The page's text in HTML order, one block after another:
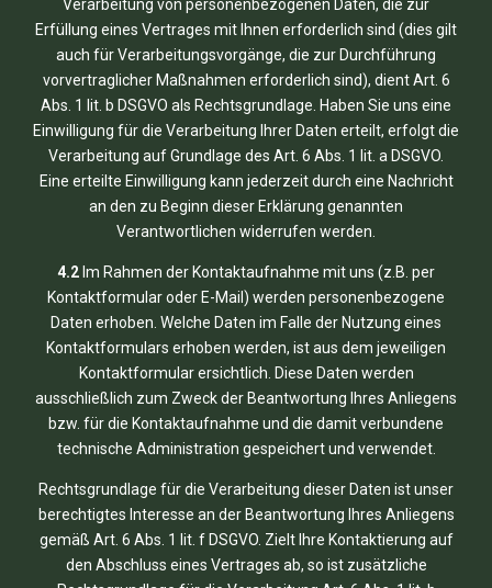
Verarbeitung von personenbezogenen Daten, die zur
Erfüllung eines Vertrages mit Ihnen erforderlich sind (dies gilt
auch für Verarbeitungsvorgänge, die zur Durchführung
vorvertraglicher Maßnahmen erforderlich sind), dient Art. 6
Abs. 1 lit. b DSGVO als Rechtsgrundlage. Haben Sie uns eine
Einwilligung für die Verarbeitung Ihrer Daten erteilt, erfolgt die
Verarbeitung auf Grundlage des Art. 6 Abs. 1 lit. a DSGVO.
Eine erteilte Einwilligung kann jederzeit durch eine Nachricht
an den zu Beginn dieser Erklärung genannten
Verantwortlichen widerrufen werden.
4.2 Im Rahmen der Kontaktaufnahme mit uns (z.B. per
Kontaktformular oder E-Mail) werden personenbezogene
Daten erhoben. Welche Daten im Falle der Nutzung eines
Kontaktformulars erhoben werden, ist aus dem jeweiligen
Kontaktformular ersichtlich. Diese Daten werden
ausschließlich zum Zweck der Beantwortung Ihres Anliegens
bzw. für die Kontaktaufnahme und die damit verbundene
technische Administration gespeichert und verwendet.
Rechtsgrundlage für die Verarbeitung dieser Daten ist unser
berechtigtes Interesse an der Beantwortung Ihres Anliegens
gemäß Art. 6 Abs. 1 lit. f DSGVO. Zielt Ihre Kontaktierung auf
den Abschluss eines Vertrages ab, so ist zusätzliche